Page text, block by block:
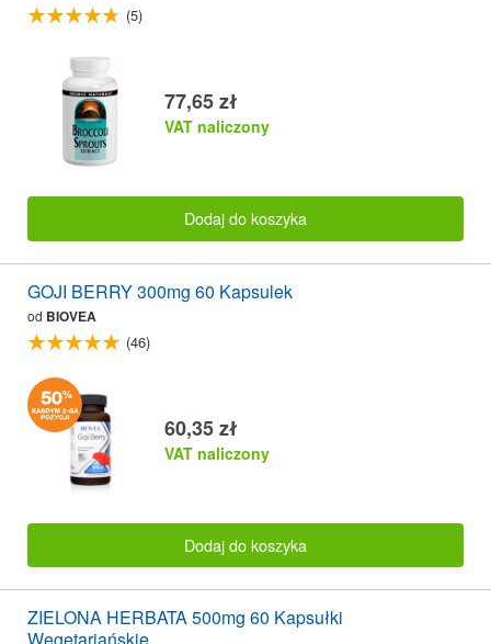
(5)
77,65 zł
VAT naliczony
Dodaj do koszyka
GOJI BERRY 300mg 60 Kapsulek
od BIOVEA
(46)
60,35 zł
VAT naliczony
Dodaj do koszyka
ZIELONA HERBATA 500mg 60 Kapsułki